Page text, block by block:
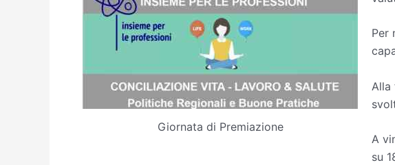
Giornata di Premiazione
Per
Alla
A
su